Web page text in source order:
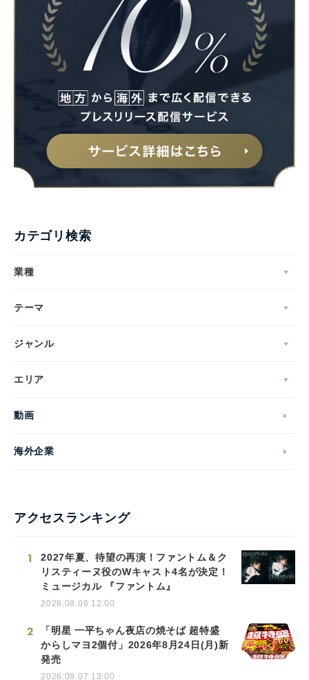
カテゴリ検索
業種
テーマ
ジャンル
エリア
動画
海外企業
アクセスランキング
1
2027年夏、待望の再演！ファントム＆ク
リスティーヌ役のWキャスト4名が決定！
ミュージカル 『ファントム』
2026.08.06 12:00
2
「明星 一平ちゃん夜店の焼そば 超特盛
からしマヨ2個付」2026年8月24日(月)新
発売
2026.08.07 13:00